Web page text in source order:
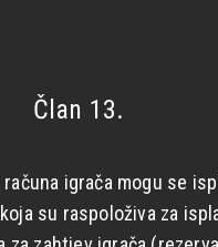
Član 13.
igrača mogu se
su raspoloživa za